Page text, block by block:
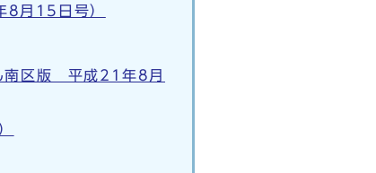
8月15日号）
南区版 平成21年8月